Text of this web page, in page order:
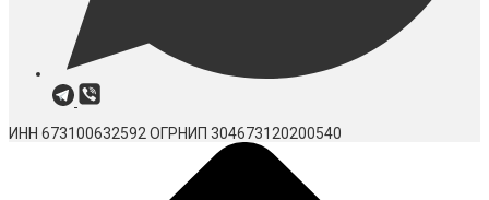
ИНН 673100632592 ОГРНИП 304673120200540